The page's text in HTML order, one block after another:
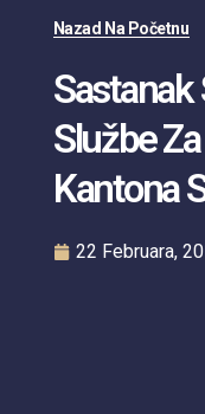
Nazad Na Početnu
Službe
Kantona
22 Februara,